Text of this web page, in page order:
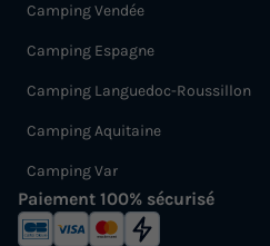
Camping Vendée
Camping Espagne
Camping Languedoc-Roussillon
Camping Aquitaine
Camping Var
Paiement 100% sécurisé